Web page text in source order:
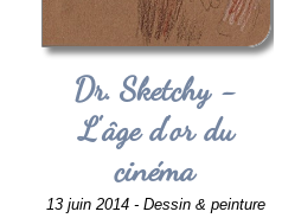
Dr. Sketchy -
L'âge d'or du
cinéma
13 juin 2014 - Dessin & peinture